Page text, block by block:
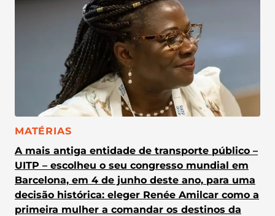
CATEGORIA:
MATÉRIAS
A mais antiga entidade de transporte público –
UITP – escolheu o seu congresso mundial em
Barcelona, em 4 de junho deste ano, para uma
decisão histórica: eleger Renée Amilcar como a
primeira mulher a comandar os destinos da